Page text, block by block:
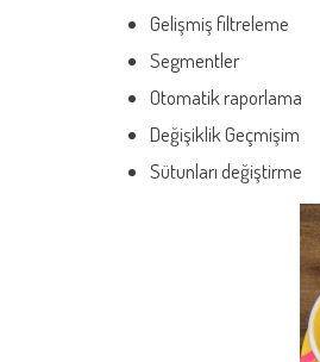
Gelişmiş filtreleme
Segmentler
Otomatik raporlama
Değişiklik Geçmişim
Sütunları değiştirme